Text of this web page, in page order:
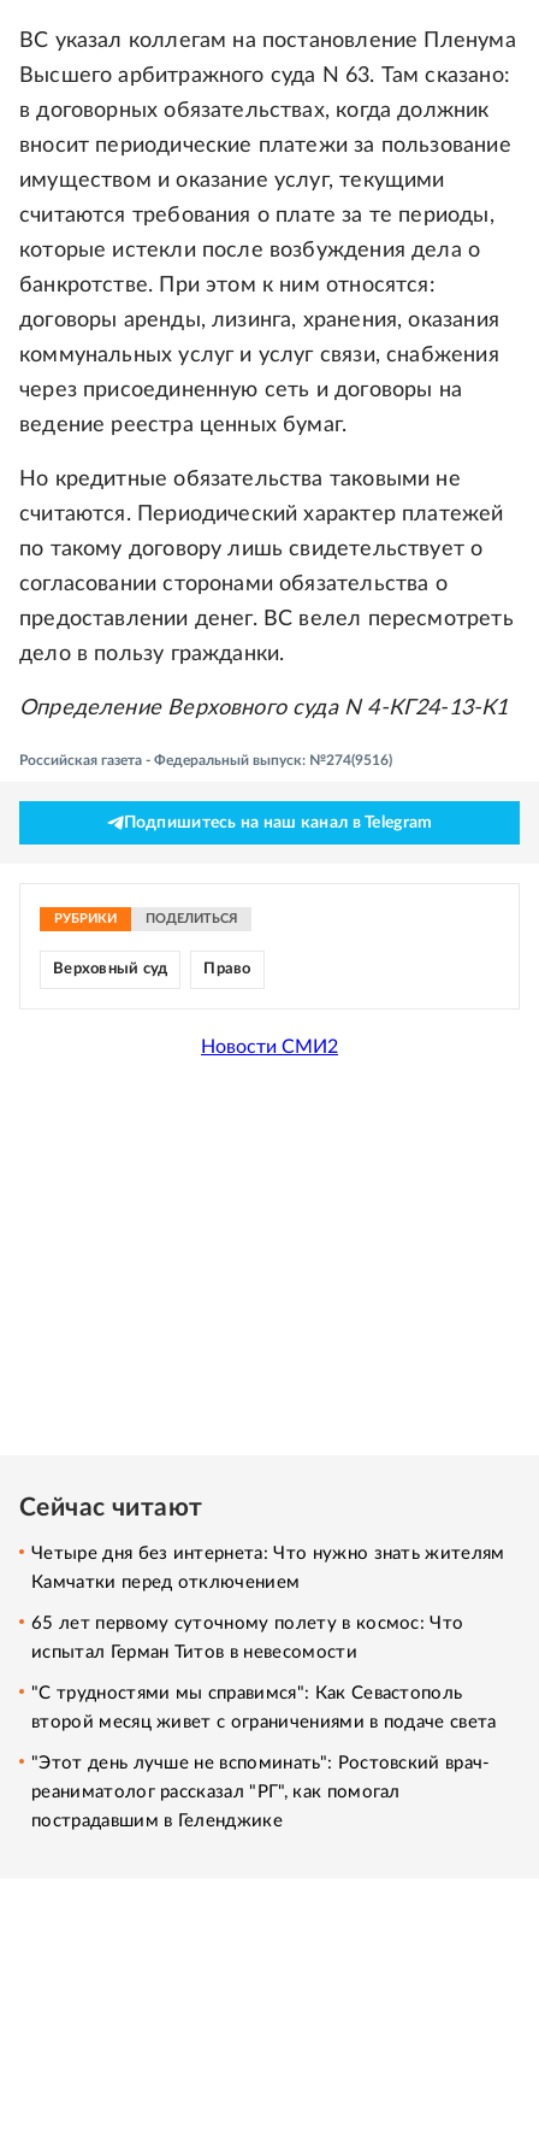
ВС указал коллегам на постановление Пленума
Высшего арбитражного суда N 63. Там сказано:
в договорных обязательствах, когда должник
вносит периодические платежи за пользование
имуществом и оказание услуг, текущими
считаются требования о плате за те периоды,
которые истекли после возбуждения дела о
банкротстве. При этом к ним относятся:
договоры аренды, лизинга, хранения, оказания
коммунальных услуг и услуг связи, снабжения
через присоединенную сеть и договоры на
ведение реестра ценных бумаг.
Но кредитные обязательства таковыми не
считаются. Периодический характер платежей
по такому договору лишь свидетельствует о
согласовании сторонами обязательства о
предоставлении денег. ВС велел пересмотреть
дело в пользу гражданки.
Определение Верховного суда N 4-КГ24-13-К1
Российская газета - Федеральный выпуск: №274(9516)
Подпишитесь на наш канал в Telegram
РУБРИКИ ПОДЕЛИТЬСЯ
Верховный суд Право
Новости СМИ2
Сейчас читают
Четыре дня без интернета: Что нужно знать жителям
Камчатки перед отключением
65 лет первому суточному полету в космос: Что
испытал Герман Титов в невесомости
"С трудностями мы справимся": Как Севастополь
второй месяц живет с ограничениями в подаче света
"Этот день лучше не вспоминать": Ростовский врач-
реаниматолог рассказал "РГ", как помогал
пострадавшим в Геленджике